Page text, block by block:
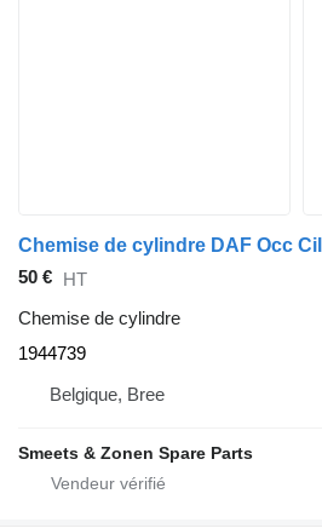
50 € HT
Chemise de cylindre
1944739
Belgique, Bree
Smeets & Zonen Spare Parts